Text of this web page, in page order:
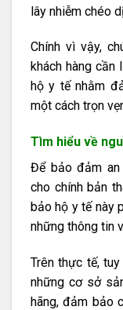
lây nhiễm chéo
Chính vì vậy,
khách hàng
hộ y tế nhằm
một cách trọn
Tìm hiểu về
Để bảo đảm an
cho chính bản
bảo hộ y tế này
những thông tin
Trên thực tế,
những cơ sở
hãng, đảm bảo